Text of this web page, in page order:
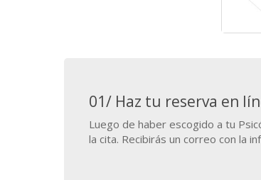
01/ Haz tu reserva en
Luego de haber escogido a tu
la cita. Recibirás un correo con la